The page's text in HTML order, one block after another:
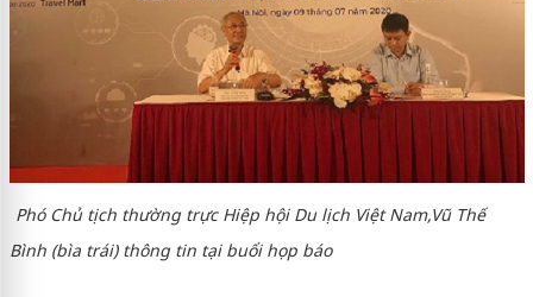
Phó Chủ tịch thường trực Hiệp hội Du lịch Việt Nam,Vũ Thế
Bình (bìa trái) thông tin tại buổi họp báo